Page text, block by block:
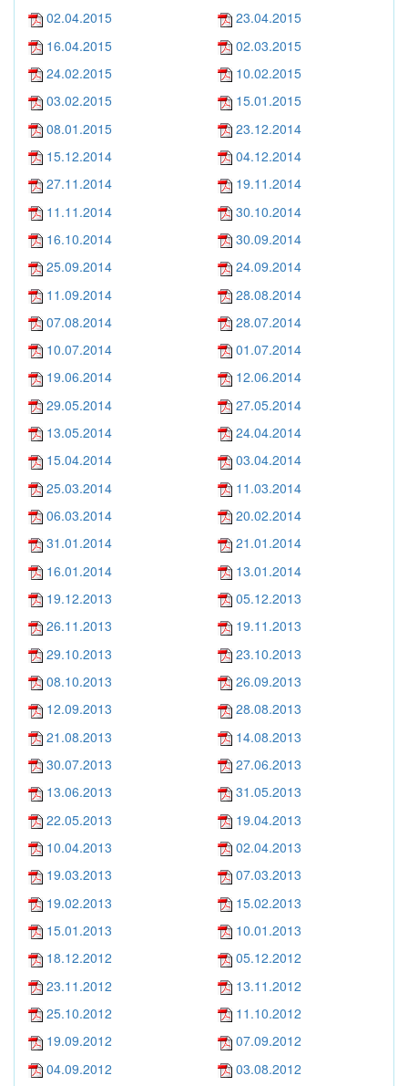
02.04.2015
23.04.2015
16.04.2015
02.03.2015
24.02.2015
10.02.2015
03.02.2015
15.01.2015
08.01.2015
23.12.2014
15.12.2014
04.12.2014
27.11.2014
19.11.2014
11.11.2014
30.10.2014
16.10.2014
30.09.2014
25.09.2014
24.09.2014
11.09.2014
28.08.2014
07.08.2014
28.07.2014
10.07.2014
01.07.2014
19.06.2014
12.06.2014
29.05.2014
27.05.2014
13.05.2014
24.04.2014
15.04.2014
03.04.2014
25.03.2014
11.03.2014
06.03.2014
20.02.2014
31.01.2014
21.01.2014
16.01.2014
13.01.2014
19.12.2013
05.12.2013
26.11.2013
19.11.2013
29.10.2013
23.10.2013
08.10.2013
26.09.2013
12.09.2013
28.08.2013
21.08.2013
14.08.2013
30.07.2013
27.06.2013
13.06.2013
31.05.2013
22.05.2013
19.04.2013
10.04.2013
02.04.2013
19.03.2013
07.03.2013
19.02.2013
15.02.2013
15.01.2013
10.01.2013
18.12.2012
05.12.2012
23.11.2012
13.11.2012
25.10.2012
11.10.2012
19.09.2012
07.09.2012
04.09.2012
03.08.2012